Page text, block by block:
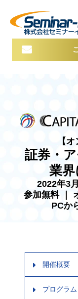
【
証券・
業
2022年3
参加無料 ｜
PCか
開催概要
プログラム